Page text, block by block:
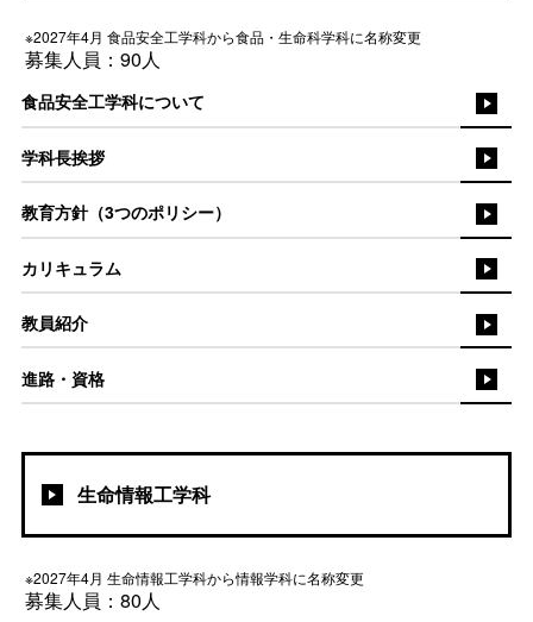
※2027年4月 食品安全工学科から食品・生命科学科に名称変更
募集人員：90人
食品安全工学科について
学科長挨拶
教育方針（3つのポリシー）
カリキュラム
教員紹介
進路・資格
生命情報工学科
※2027年4月 生命情報工学科から情報学科に名称変更
募集人員：80人